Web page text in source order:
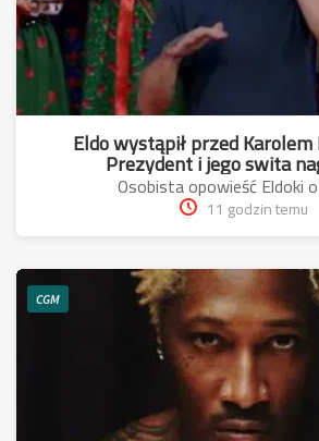
Eldo wystąpił przed
Prezydent i jego swita
Osobista opowieść Eldoki
11 godzin temu
CGM